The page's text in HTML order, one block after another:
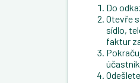
Do
Otevře
sídlo,
faktur